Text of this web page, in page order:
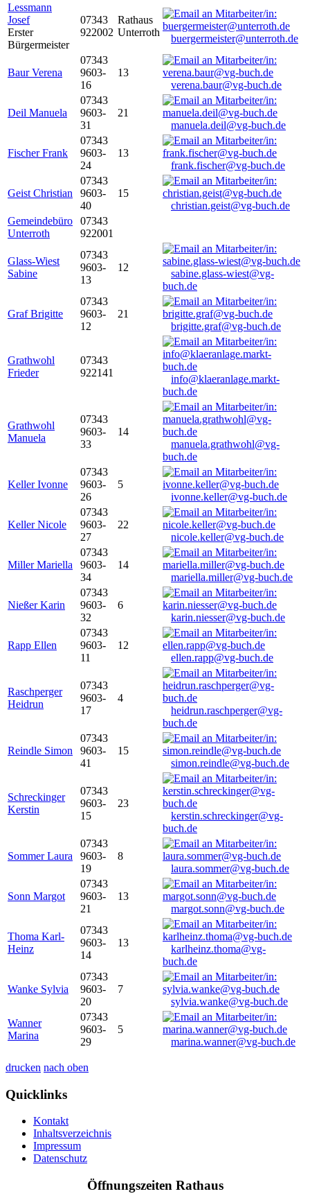
Lessmann
Josef
Erster
Bürgermeister
07343
922002
Rathaus
Unterroth
buergermeister@unterroth.de
Baur Verena
07343
9603-
16
13
verena.baur@vg-buch.de
Deil Manuela
07343
9603-
31
21
manuela.deil@vg-buch.de
Fischer Frank
07343
9603-
24
13
frank.fischer@vg-buch.de
Geist Christian
07343
9603-
40
15
christian.geist@vg-buch.de
Gemeindebüro
Unterroth
07343
922001
Glass-Wiest
Sabine
07343
9603-
13
12
sabine.glass-wiest@vg-
buch.de
Graf Brigitte
07343
9603-
12
21
brigitte.graf@vg-buch.de
Grathwohl
Frieder
07343
922141
info@klaeranlage.markt-
buch.de
Grathwohl
Manuela
07343
9603-
33
14
manuela.grathwohl@vg-
buch.de
Keller Ivonne
07343
9603-
26
5
ivonne.keller@vg-buch.de
Keller Nicole
07343
9603-
27
22
nicole.keller@vg-buch.de
Miller Mariella
07343
9603-
34
14
mariella.miller@vg-buch.de
Nießer Karin
07343
9603-
32
6
karin.niesser@vg-buch.de
Rapp Ellen
07343
9603-
11
12
ellen.rapp@vg-buch.de
Raschperger
Heidrun
07343
9603-
17
4
heidrun.raschperger@vg-
buch.de
Reindle Simon
07343
9603-
41
15
simon.reindle@vg-buch.de
Schreckinger
Kerstin
07343
9603-
15
23
kerstin.schreckinger@vg-
buch.de
Sommer Laura
07343
9603-
19
8
laura.sommer@vg-buch.de
Sonn Margot
07343
9603-
21
13
margot.sonn@vg-buch.de
Thoma Karl-
Heinz
07343
9603-
14
13
karlheinz.thoma@vg-
buch.de
Wanke Sylvia
07343
9603-
20
7
sylvia.wanke@vg-buch.de
Wanner
Marina
07343
9603-
29
5
marina.wanner@vg-buch.de
drucken nach oben
Quicklinks
Kontakt
Inhaltsverzeichnis
Impressum
Datenschutz
Öffnungszeiten Rathaus